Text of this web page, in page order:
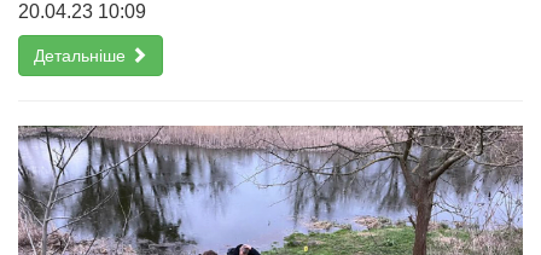
20.04.23 10:09
Детальніше